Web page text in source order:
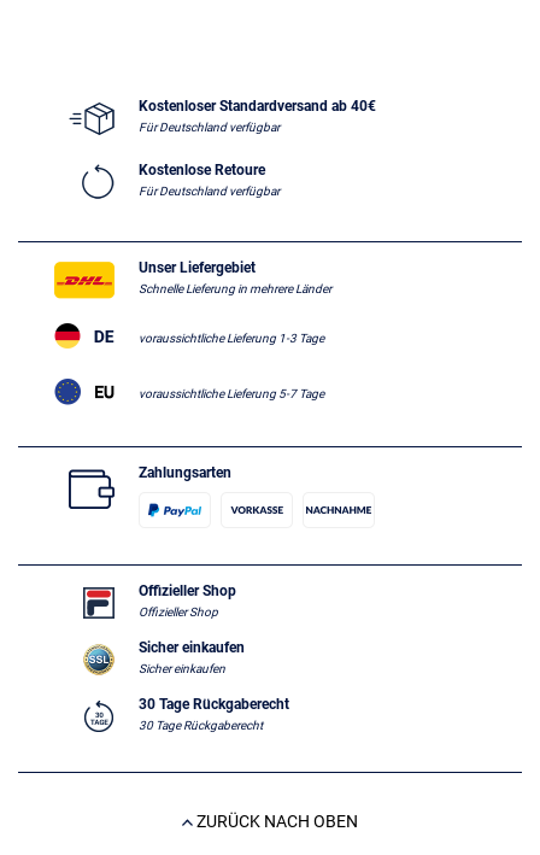
Kostenloser Standardversand ab 40€
Für Deutschland verfügbar
Kostenlose Retoure
Für Deutschland verfügbar
Unser Liefergebiet
Schnelle Lieferung in mehrere Länder
voraussichtliche Lieferung 1-3 Tage
voraussichtliche Lieferung 5-7 Tage
Zahlungsarten
Offizieller Shop
Offizieller Shop
Sicher einkaufen
Sicher einkaufen
30 Tage Rückgaberecht
30 Tage Rückgaberecht
ZURÜCK NACH OBEN